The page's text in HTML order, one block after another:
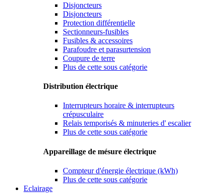
Disjoncteurs
Disjoncteurs
Protection différentielle
Sectionneurs-fusibles
Fusibles & accessoires
Parafoudre et parasurtension
Coupure de terre
Plus de cette sous catégorie
Distribution électrique
Interrupteurs horaire & interrupteurs
crépusculaire
Relais temporisés & minuteries d' escalier
Plus de cette sous catégorie
Appareillage de mésure électrique
Compteur d'énergie électrique (kWh)
Plus de cette sous catégorie
Eclairage